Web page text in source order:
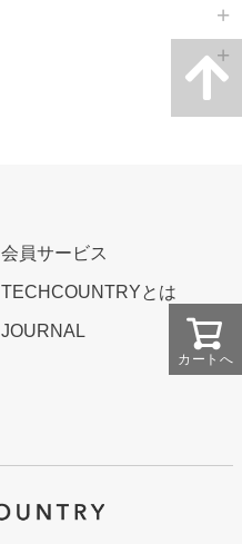
カートへ
会員サービス
TECHCOUNTRYとは
JOURNAL